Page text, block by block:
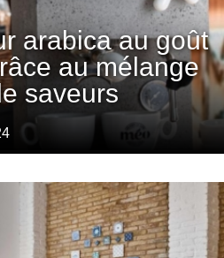
arabica au goût
au mélange
saveurs